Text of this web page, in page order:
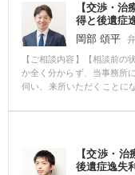
等級認定は変わらず 不服
する 申立に先立ち私的鑑定
様もご納得したうえで交渉
(裁判基準)の極めて高額の
とができた 弁護士費用特
た ■角 学弁護士からのコメ
にはご依頼者様が希望した
【交渉・
得と後遺症
岡部 頌平
【ご相談内容】【相談前
か全く分からず、当事務所
伺い、来所いただくことに
ただき、医師から後遺障害
障害１４級９号が認定さ
を求める ６ 提示された額
に後遺症逸失利益（後遺
を獲得できなくなる可能性
【交渉・
後遺症逸失